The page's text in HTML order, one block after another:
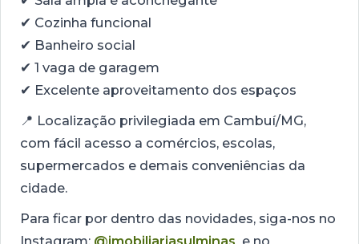
✔ Cozinha funcional
✔ Banheiro social
✔ 1 vaga de garagem
✔ Excelente aproveitamento dos espaços
📍 Localização privilegiada em Cambuí/MG,
com fácil acesso a comércios, escolas,
supermercados e demais conveniências da
cidade.
Para ficar por dentro das novidades, siga-nos no
Instagram: @imobiliariasulminas e no